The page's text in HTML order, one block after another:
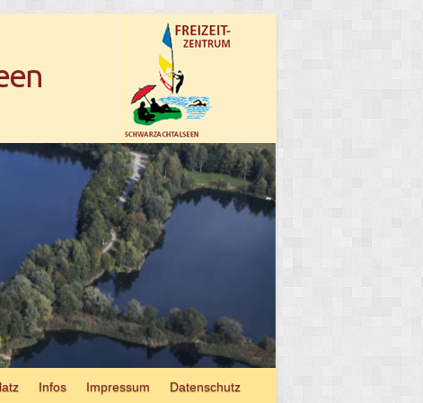
Infos Impres­sum Daten­schutz